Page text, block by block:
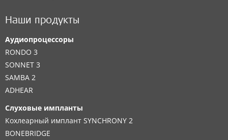
Наши продукты
Аудиопроцессоры
RONDO 3
SONNET 3
SAMBA 2
ADHEAR
Слуховые импланты
Кохлеарный имплант SYNCHRONY 2
BONEBRIDGE